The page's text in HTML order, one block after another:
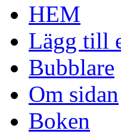
HEM
Lägg till
Bubblare
Om sidan
Boken